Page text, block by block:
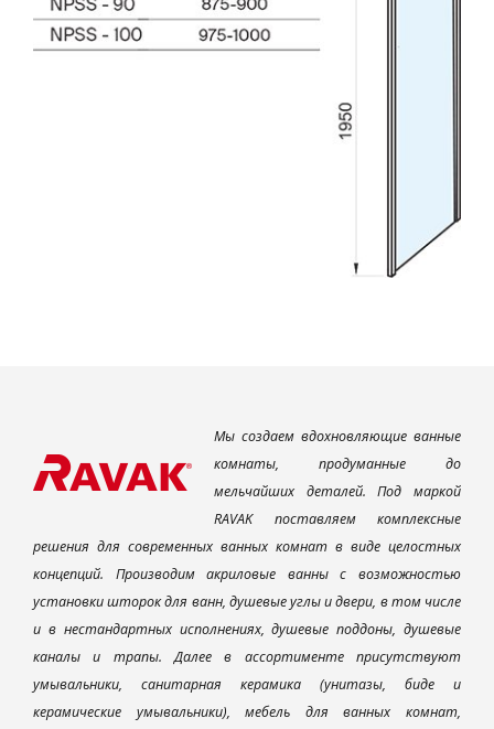
Мы создаем вдохновляющие ванные
комнаты, продуманные до
мельчайших деталей. Под маркой
RAVAK поставляем комплексные
решения для современных ванных комнат в виде целостных
концепций. Производим акриловые ванны с возможностью
установки шторок для ванн, душевые углы и двери, в том числе
и в нестандартных исполнениях, душевые поддоны, душевые
каналы и трапы. Далее в ассортименте присутствуют
умывальники, санитарная керамика (унитазы, биде и
керамические умывальники), мебель для ванных комнат,